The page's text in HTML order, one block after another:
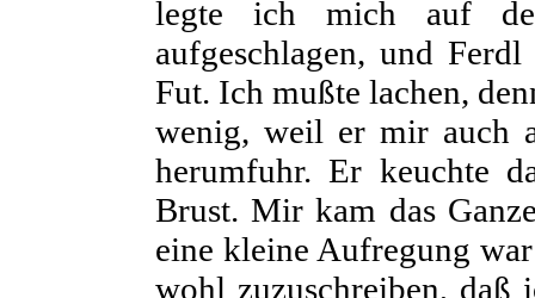
legte ich mich auf
aufgeschlagen, und
Fut. Ich mußte lachen,
wenig, weil er mir auch
herumfuhr. Er keuchte
Brust. Mir kam das
eine kleine Aufregung
wohl zuzuschreiben, daß